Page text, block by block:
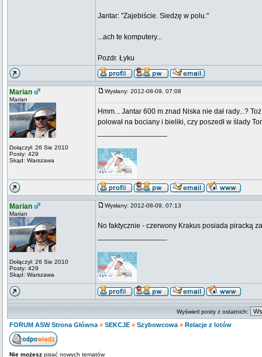
Jantar: "Zajebiście. Siedzę w polu."
...ach te komputery...
Pozdr. Łyku
Marian
Marian
Dołączył: 26 Sie 2010
Posty: 429
Skąd: Warszawa
Wysłany: 2012-08-09, 07:08
Hmm... Jantar 600 m znad Niska nie dał rady...?
polował na bociany i bieliki, czy poszedł w ślady
Marian
Marian
Dołączył: 26 Sie 2010
Posty: 429
Skąd: Warszawa
Wysłany: 2012-08-09, 07:13
No faktycznie - czerwony Krakus posiada piracką
Wyświetl posty z ostatnich:
FORUM ASW Strona Główna » SEKCJE » Szybowcowa » Relacje z lotów
Nie możesz pisać nowych tematów